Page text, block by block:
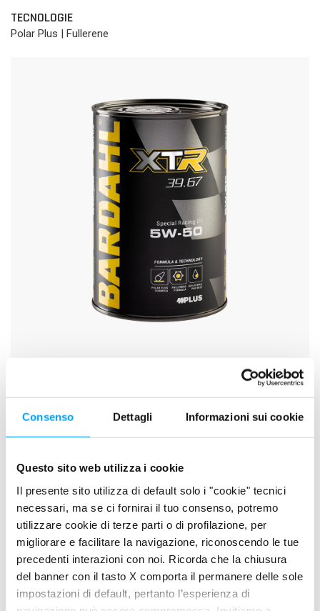
Consenso Dettagli Informazioni sui cookie
Questo sito web utilizza i cookie
Il presente sito utilizza di default solo i "cookie" tecnici
necessari, ma se ci fornirai il tuo consenso, potremo
utilizzare cookie di terze parti o di profilazione, per
migliorare e facilitare la navigazione, riconoscendo le tue
precedenti interazioni con noi. Ricorda che la chiusura
del banner con il tasto X comporta il permanere delle sole
impostazioni di default, pertanto l’esperienza di
TECNOLOGIE
Polar Plus | Fullerene
Lubrificante speciale per impieghi sportivi formulato per motori
racing o di elevata potenza.
PLUS DI PRODOTTO
Formula concentrata Bardahl Polar Plus + Fullerene C60
Alte Performance
Potenza elevata